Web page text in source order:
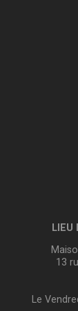
LIEU
13
Le